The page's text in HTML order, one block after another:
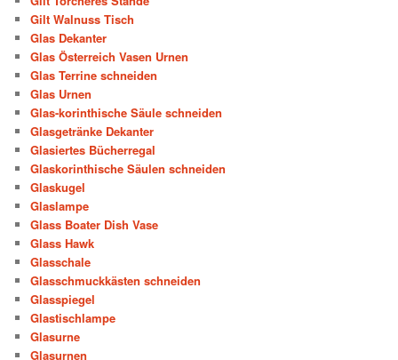
Gilt Walnuss Tisch
Glas Dekanter
Glas Österreich Vasen Urnen
Glas Terrine schneiden
Glas Urnen
Glas-korinthische Säule schneiden
Glasgetränke Dekanter
Glasiertes Bücherregal
Glaskorinthische Säulen schneiden
Glaskugel
Glaslampe
Glass Boater Dish Vase
Glass Hawk
Glasschale
Glasschmuckkästen schneiden
Glasspiegel
Glastischlampe
Glasurne
Glasurnen